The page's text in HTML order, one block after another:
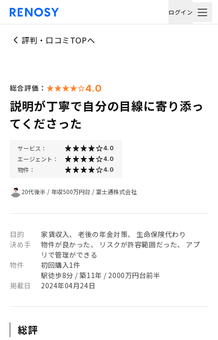
ログイン
評判・口コミTOPへ
総合評価： 4.0
説明が丁寧で自分の目線に寄り添っ
てくださった
サービス： 4.0
エージェント： 4.0
物件： 4.0
20代後半 / 年収500万円台 / 富士通株式会社
目的
家賃収入、 老後の年金対策、 生命保険代わり
決め手
物件が良かった、 リスクが許容範囲だった、 アプ
リで管理ができる
物件
初回購入1件
駅徒歩8分 / 築11年 / 2000万円台前半
掲載日
2024年04月24日
総評